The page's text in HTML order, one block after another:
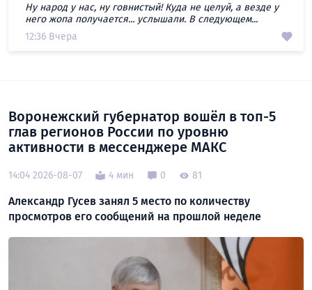
Ну народ у нас, ну говнистый! Куда не целуй, а везде у
него жопа получается... услышали. В следующем...
12:36 Вчера
Воронежский губернатор вошёл в топ-5
глав регионов России по уровню
активности в мессенджере МАКС
14:04 2026-08-07 4 мин 0 81
Александр Гусев занял 5 место по количеству
просмотров его сообщений на прошлой неделе